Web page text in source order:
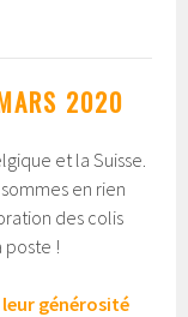
2020
et la Suisse.
en rien
des colis
poste !
générosité